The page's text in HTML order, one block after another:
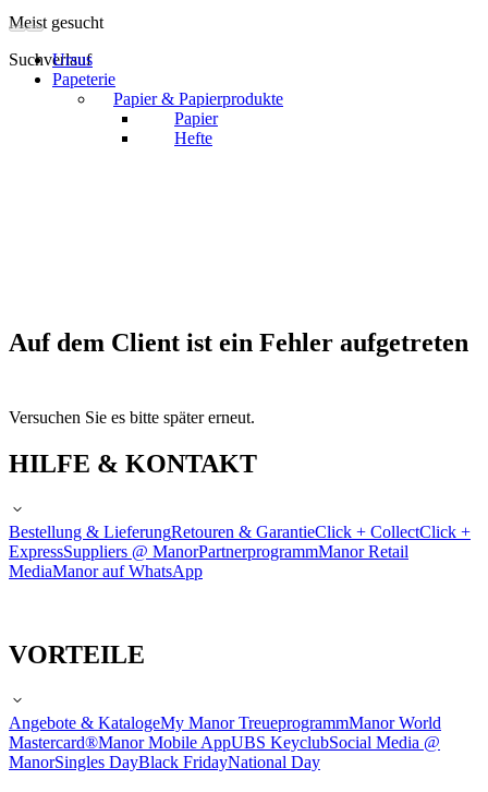
Meist gesucht
Suchverlauf
Ursus
Papeterie
Papier & Papierprodukte
Papier
Hefte
Auf dem Client ist ein Fehler aufgetreten
Versuchen Sie es bitte später erneut.
HILFE & KONTAKT
Bestellung & LieferungRetouren & GarantieClick + CollectClick +
ExpressSuppliers @ ManorPartnerprogrammManor Retail
MediaManor auf WhatsApp
VORTEILE
Angebote & KatalogeMy Manor TreueprogrammManor World
Mastercard®Manor Mobile AppUBS KeyclubSocial Media @
ManorSingles DayBlack FridayNational Day